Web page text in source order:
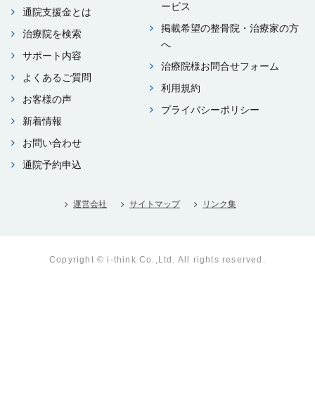
通院⽀援⾦とは
治療院を検索
サポート内容
よくあるご質問
お客様の声
新着情報
お問い合わせ
通院予約申込
ービス
掲載希望の整⾻院・治療家の⽅
へ
治療院様お問合せフォーム
利⽤規約
プライバシーポリシー
運営会社 サイトマップ リンク集
Copyright © i-think Co.,Ltd. All rights reserved.